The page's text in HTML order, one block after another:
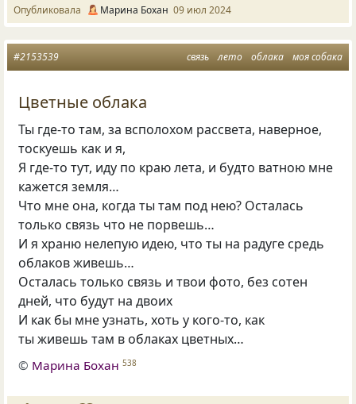
Опубликовала Марина Бохан 09 июл 2024
связь лето облака моя собака
#2153539
Цветные облака
Ты где-то там, за всполохом рассвета, наверное,
тоскуешь как и я,
Я где-то тут, иду по краю лета, и будто ватною мне
кажется земля…
Что мне она, когда ты там под нею? Осталась
только связь что не порвешь…
И я храню нелепую идею, что ты на радуге средь
облаков живешь…
Осталась только связь и твои фото, без сотен
дней, что будут на двоих
И как бы мне узнать, хоть у кого-то, как
ты живешь там в облаках цветных…
© Марина Бохан 538